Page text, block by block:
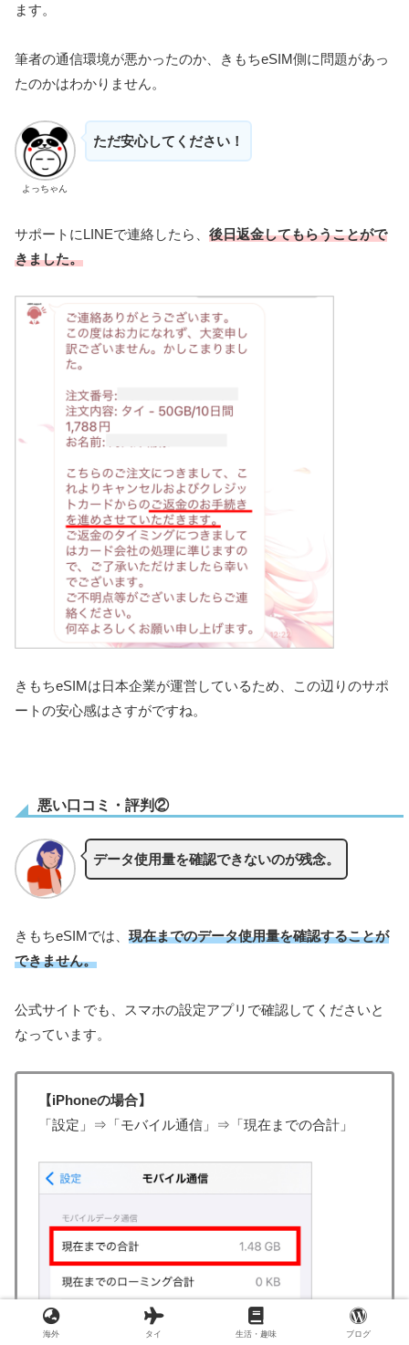
ます。
筆者の通信環境が悪かったのか、きもちeSIM側に問題があっ
たのかはわかりません。
よっちゃん
ただ安心してください！
サポートにLINEで連絡したら、 後日返金してもらうことがで
きました。
きもちeSIMは日本企業が運営しているため、この辺りのサポ
ートの安心感はさすがですね。
悪い口コミ・評判②
データ使用量を確認できないのが残念。
きもちeSIMでは、 現在までのデータ使用量を確認することが
できません。
公式サイトでも、スマホの設定アプリで確認してくださいと
なっています。
【iPhoneの場合】
「設定」⇒「モバイル通信」⇒「現在までの合計」
海外 タイ 生活・趣味 ブログ